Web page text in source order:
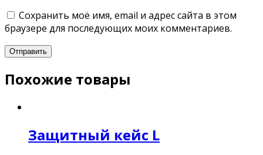
Сохранить моё имя, email и адрес сайта в этом
браузере для последующих моих комментариев.
Похожие товары
Защитный кейс L